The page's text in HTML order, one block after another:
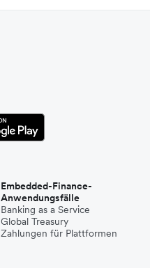
Embedded-Finance-
Anwendungsfälle
Banking as a Service
Global Treasury
Zahlungen für Plattformen